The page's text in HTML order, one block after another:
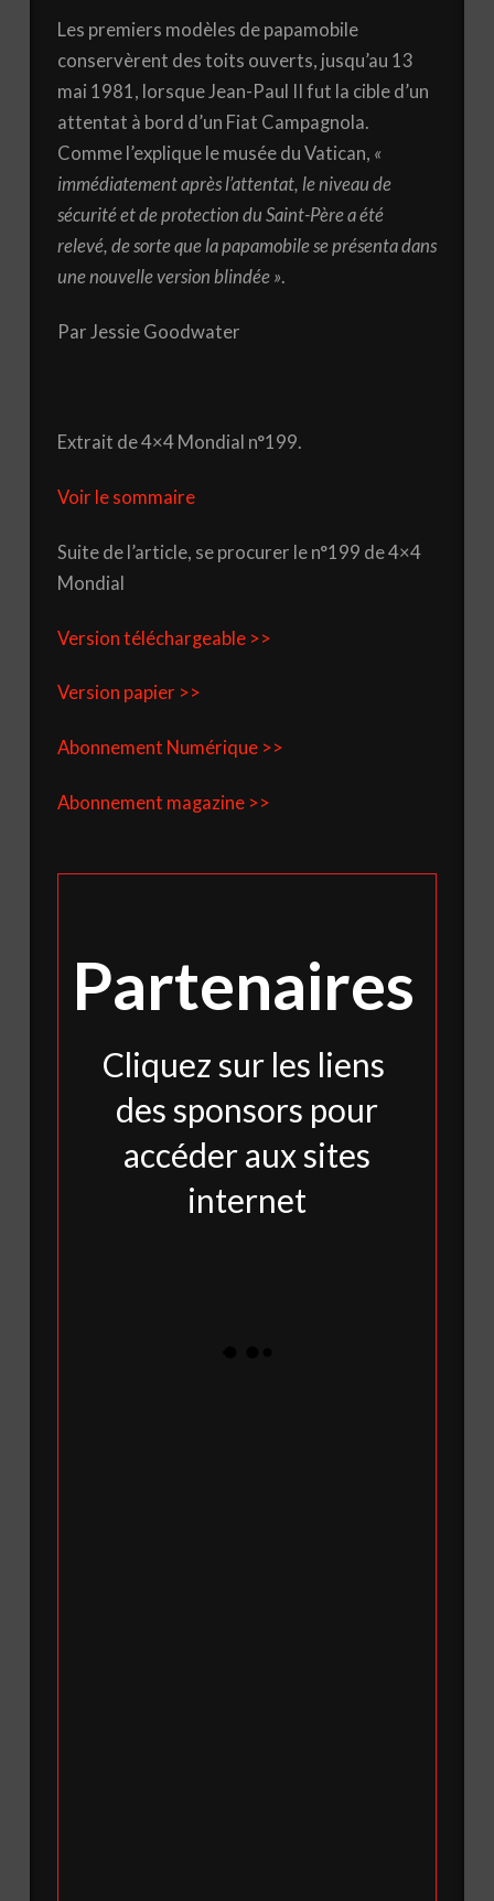
Les premiers modèles de papamobile
conservèrent des toits ouverts, jusqu’au 13
mai 1981, lorsque Jean-Paul II fut la cible d’un
attentat à bord d’un Fiat Campagnola.
Comme l’explique le musée du Vatican, «
immédiatement après l’attentat, le niveau de
sécurité et de protection du Saint-Père a été
relevé, de sorte que la papamobile se présenta dans
une nouvelle version blindée ».
Par Jessie Goodwater
Extrait de 4×4 Mondial n°199.
Voir le sommaire
Suite de l’article, se procurer le n°199 de 4×4
Mondial
Version téléchargeable >>
Version papier >>
Abonnement Numérique >>
Abonnement magazine >>
Partenaires
Cliquez sur les liens
des sponsors pour
accéder aux sites
internet